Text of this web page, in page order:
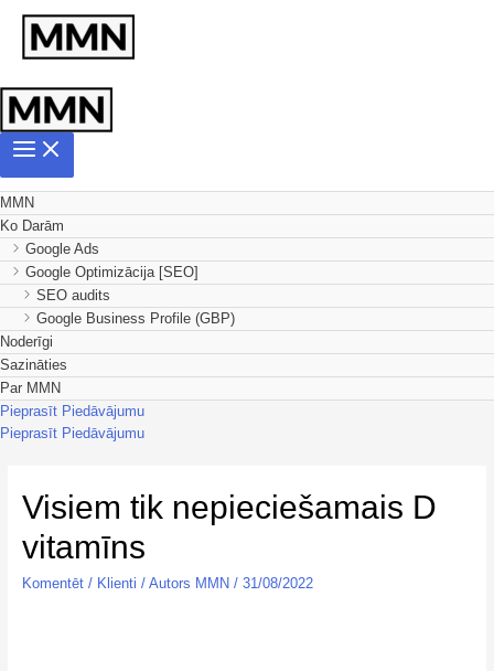
MMN
Ko Darām
Google Ads
Google Optimizācija [SEO]
SEO audits
Google Business Profile (GBP)
Noderīgi
Sazināties
Par MMN
Pieprasīt Piedāvājumu
Pieprasīt Piedāvājumu
Visiem tik nepieciešamais D
vitamīns
Komentēt / Klienti / Autors MMN / 31/08/2022